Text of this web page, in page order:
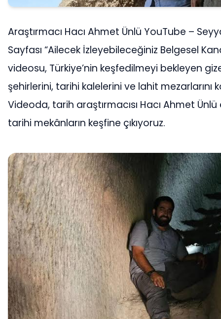
Araştırmacı Hacı Ahmet Ünlü YouTube –
Sayfası “Ailecek İzleyebileceğiniz Belgesel
videosu, Türkiye’nin keşfedilmeyi bekleyen
şehirlerini, tarihi kalelerini ve lahit mezarlarını
Videoda, tarih araştırmacısı Hacı Ahmet
tarihi mekânların keşfine çıkıyoruz.